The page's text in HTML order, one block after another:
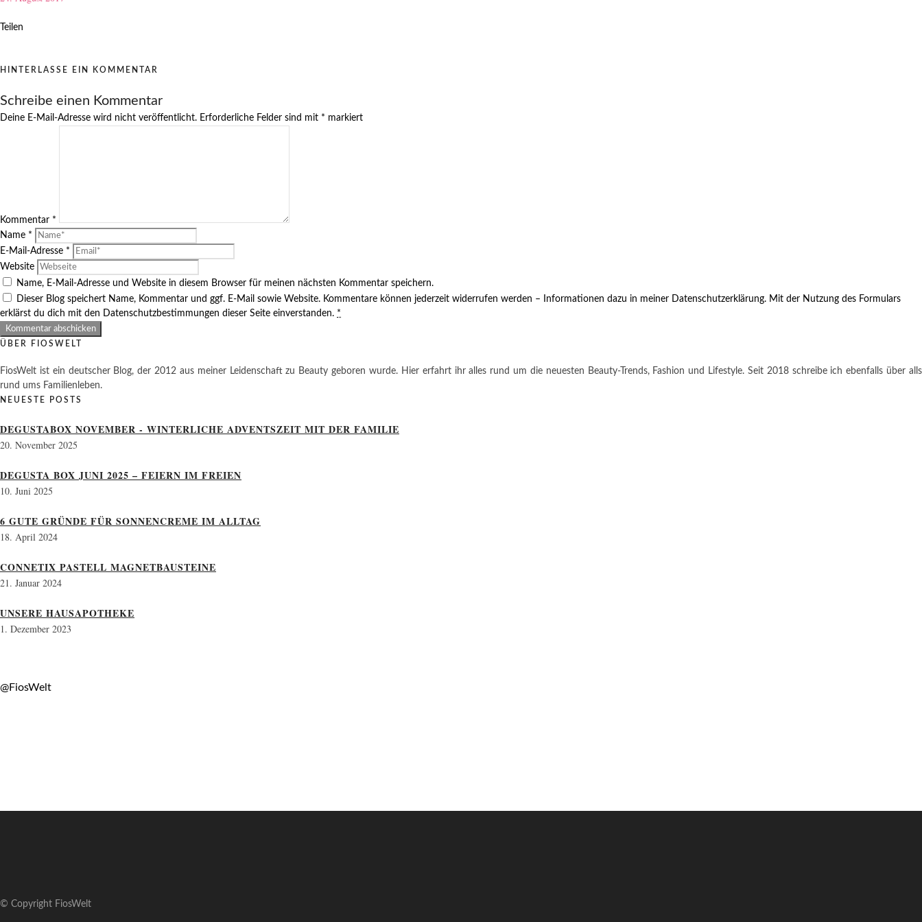
Teilen
HINTERLASSE EIN KOMMENTAR
Schreibe einen Kommentar
Deine E-Mail-Adresse wird nicht veröffentlicht. Erforderliche Felder sind mit * markiert
Kommentar *
Name *
E-Mail-Adresse *
Website
Name, E-Mail-Adresse und Website in diesem Browser für meinen nächsten Kommentar speichern.
Dieser Blog speichert Name, Kommentar und ggf. E-Mail sowie Website. Kommentare können jederzeit widerrufen werden – Informationen dazu in meiner Datenschutzerklärung. Mit der Nutzung des Formulars
erklärst du dich mit den Datenschutzbestimmungen dieser Seite einverstanden. *
ÜBER FIOSWELT
FiosWelt ist ein deutscher Blog, der 2012 aus meiner Leidenschaft zu Beauty geboren wurde. Hier erfahrt ihr alles rund um die neuesten Beauty-Trends, Fashion und Lifestyle. Seit 2018 schreibe ich ebenfalls über alls
rund ums Familienleben.
NEUESTE POSTS
DEGUSTABOX NOVEMBER - WINTERLICHE ADVENTSZEIT MIT DER FAMILIE
20. November 2025
DEGUSTA BOX JUNI 2025 – FEIERN IM FREIEN
10. Juni 2025
6 GUTE GRÜNDE FÜR SONNENCREME IM ALLTAG
18. April 2024
CONNETIX PASTELL MAGNETBAUSTEINE
21. Januar 2024
UNSERE HAUSAPOTHEKE
1. Dezember 2023
@FiosWelt
© Copyright FiosWelt